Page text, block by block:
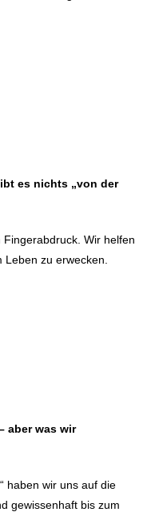
es nichts „von der
Wir helfen
zu erwecken.
aber was wir
haben wir uns auf die
gewissenhaft bis zum